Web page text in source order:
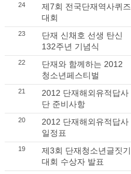
24
제7회 전국단재역사퀴즈
대회
23
단재 신채호 선생 탄신
132주년 기념식
22
단재와 함께하는 2012
청소년페스티벌
21
2012 단재해외유적답사
단 준비사항
20
2012 단재해외유적답사
일정표
19
제3회 단재청소년글짓기
대회 수상자 발표